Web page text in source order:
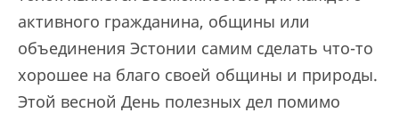
активного гражданина, общины или
объединения Эстонии самим сделать что-то
хорошее на благо своей общины и природы.
Этой весной День полезных дел помимо